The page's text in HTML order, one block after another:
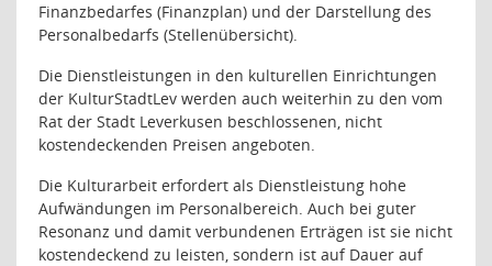
Finanzbedarfes (Finanzplan) und der Darstellung des
Personalbedarfs (Stellenübersicht).
Die Dienstleistungen in den kulturellen Einrichtungen
der KulturStadtLev werden auch weiterhin zu den vom
Rat der Stadt Leverkusen beschlossenen, nicht
kostendeckenden Preisen angeboten.
Die Kulturarbeit erfordert als Dienstleistung hohe
Aufwändungen im Personalbereich. Auch bei guter
Resonanz und damit verbundenen Erträgen ist sie nicht
kostendeckend zu leisten, sondern ist auf Dauer auf